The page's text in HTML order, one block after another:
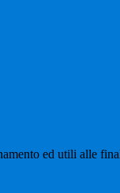
ed utili alle